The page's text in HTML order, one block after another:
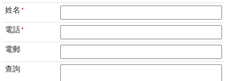
姓名 *
電話*
電郵
查詢